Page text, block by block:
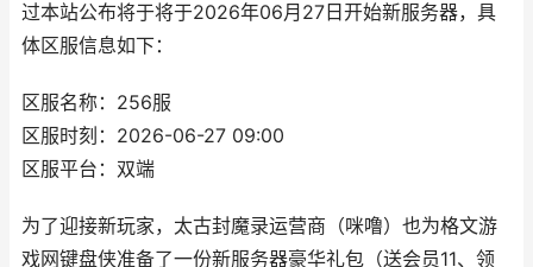
过本站公布将于将于2026年06月27日开始新服务器，具
体区服信息如下：
区服名称：256服
区服时刻：2026-06-27 09:00
区服平台：双端
为了迎接新玩家，太古封魔录运营商（咪噜）也为格文游
戏网键盘侠准备了一份新服务器豪华礼包（送会员11、领